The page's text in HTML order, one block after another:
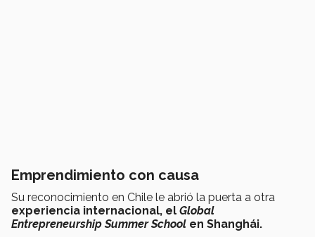
Emprendimiento con causa
Su reconocimiento en Chile le abrió la puerta a otra
experiencia internacional, el Global
Entrepreneurship Summer School en Shanghái.